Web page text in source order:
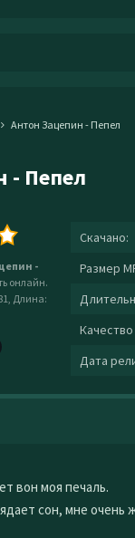
Антон Зацепин - Пепел
- Пепел
-
онлайн.
Длина:
Скачано:
Размер
Качество
Дата
вон моя печаль.
сон, мне очень